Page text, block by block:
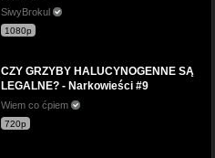
SiwyBrokul
1080p
CZY GRZYBY HALUCYNOGENNE SĄ
LEGALNE? - Narkowieści #9
Wiem co ćpiem
720p